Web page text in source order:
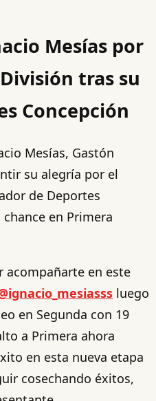
Mesías por
tras su
Concepción
Mesías, Gastón
su alegría por el
de Deportes
en Primera
acompañarte en este
luego
en Segunda con 19
a Primera ahora
en esta nueva etapa
cosechando éxitos,